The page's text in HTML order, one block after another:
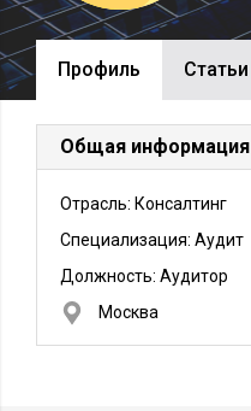
Профиль Cтатьи
Общая информация
Отрасль: Консалтинг
Специализация: Аудит
Должность: Аудитор
Москва